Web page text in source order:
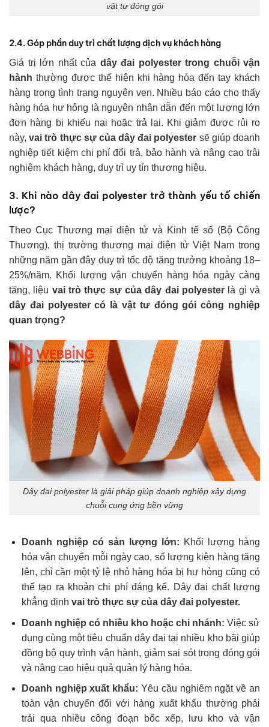
vật tư đóng gói
2.4. Góp phần duy trì chất lượng dịch vụ khách hàng
Giá trị lớn nhất của dây đai polyester trong chuỗi vận
hành thường được thể hiện khi hàng hóa đến tay khách
hàng trong tình trạng nguyên vẹn. Nhiều báo cáo cho thấy
hàng hóa hư hỏng là nguyên nhân dẫn đến một lượng lớn
đơn hàng bị khiếu nại hoặc trả lại. Khi giảm được rủi ro
này,vai trò thực sự của dây đai polyester sẽ giúp doanh
nghiệp tiết kiệm chi phí đổi trả, bảo hành và nâng cao trải
nghiệm khách hàng, duy trì uy tín thương hiệu.
3. Khi nào dây đai polyester trở thành yếu tố chiến
lược?
Theo Cục Thương mại điện tử và Kinh tế số (Bộ Công
Thương), thị trường thương mại điện tử Việt Nam trong
những năm gần đây duy trì tốc độ tăng trưởng khoảng 18–
25%/năm. Khối lượng vận chuyển hàng hóa ngày càng
tăng, liệu vai trò thực sự của dây đai polyester là gì và
dây đai polyester có là vật tư đóng gói công nghiệp
quan trọng?
Dây đai polyester là giải pháp giúp doanh nghiệp xây dựng
chuỗi cung ứng bền vững
Doanh nghiệp có sản lượng lớn: Khối lượng hàng
hóa vận chuyển mỗi ngày cao, số lượng kiện hàng tăng
lên, chỉ cần một tỷ lệ nhỏ hàng hóa bị hư hỏng cũng có
thể tạo ra khoản chi phí đáng kể. Dây đai chất lượng
khẳng định vai trò thực sự của dây đai polyester.
Doanh nghiệp có nhiều kho hoặc chi nhánh: Việc sử
dụng cùng một tiêu chuẩn dây đai tại nhiều kho bãi giúp
đồng bộ quy trình vận hành, giảm sai sót trong đóng gói
và nâng cao hiệu quả quản lý hàng hóa.
Doanh nghiệp xuất khẩu:Yêu cầu nghiêm ngặt về an
toàn vận chuyển đối với hàng xuất khẩu thường phải
trải qua nhiều công đoạn bốc xếp, lưu kho và vận